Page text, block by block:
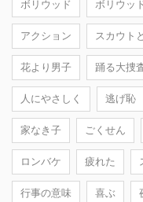
ボリウッド ボリウッ
アクション スカウト
花より男子 踊る大捜
人にやさしく 逃げ恥
家なき子 ごくせん
ロンバケ 疲れた
行事の意味 喜ぶ